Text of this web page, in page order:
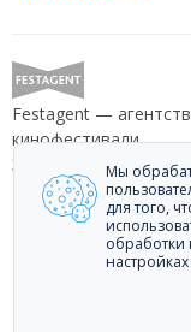
Festagent —
кинофестивали.
Звоните +7 (499)
© 2010—2026
«Festagent.com»
Персональные
согласия
Мы
для того,
обработки